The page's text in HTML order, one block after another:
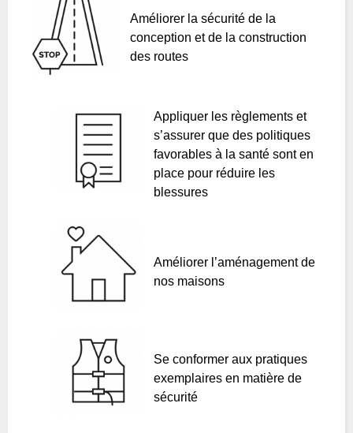
Améliorer la sécurité de la
conception et de la construction
des routes
Appliquer les règlements et
s’assurer que des politiques
favorables à la santé sont en
place pour réduire les
blessures
Améliorer l’aménagement de
nos maisons
Se conformer aux pratiques
exemplaires en matière de
sécurité